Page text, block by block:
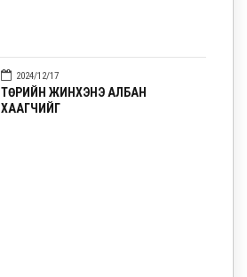
2024/12/17
ТӨРИЙН ЖИНХЭНЭ АЛБАН
ХААГЧИЙГ